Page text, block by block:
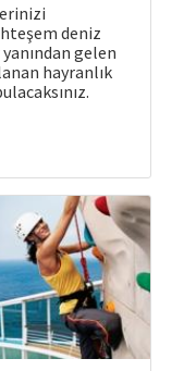
deniz
gelen
hayranlık